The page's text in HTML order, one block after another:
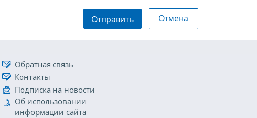
Отправить Отмена
Обратная связь
Контакты
Подписка на новости
Об использовании
информации сайта